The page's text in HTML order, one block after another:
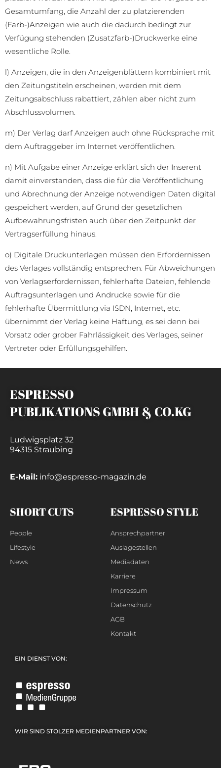
Gesamtumfang, die Anzahl der zu platzierenden
(Farb-)Anzeigen wie auch die dadurch bedingt zur
Verfügung stehenden (Zusatzfarb-)Druckwerke eine
wesentliche Rolle.
l) Anzeigen, die in den Anzeigenblättern kombiniert mit
den Zeitungstiteln erscheinen, werden mit dem
Zeitungsabschluss rabattiert, zählen aber nicht zum
Abschlussvolumen.
m) Der Verlag darf Anzeigen auch ohne Rücksprache mit
dem Auftraggeber im Internet veröffentlichen.
n) Mit Aufgabe einer Anzeige erklärt sich der Inserent
damit einverstanden, dass die für die Veröffentlichung
und Abrechnung der Anzeige notwendigen Daten digital
gespeichert werden, auf Grund der gesetzlichen
Aufbewahrungsfristen auch über den Zeitpunkt der
Vertragserfüllung hinaus.
o) Digitale Druckunterlagen müssen den Erfordernissen
des Verlages vollständig entsprechen. Für Abweichungen
von Verlagserfordernissen, fehlerhafte Dateien, fehlende
Auftragsunterlagen und Andrucke sowie für die
fehlerhafte Übermittlung via ISDN, Internet, etc.
übernimmt der Verlag keine Haftung, es sei denn bei
Vorsatz oder grober Fahrlässigkeit des Verlages, seiner
Vertreter oder Erfüllungsgehilfen.
ESPRESSO
PUBLIKATIONS GMBH & CO.KG
Ludwigsplatz 32
94315 Straubing
E-Mail: info@espresso-magazin.de
SHORT CUTS
People
Lifestyle
News
ESPRESSO STYLE
Ansprechpartner
Auslagestellen
Mediadaten
Karriere
Impressum
Datenschutz
AGB
Kontakt
EIN DIENST VON:
WIR SIND STOLZER MEDIENPARTNER VON: